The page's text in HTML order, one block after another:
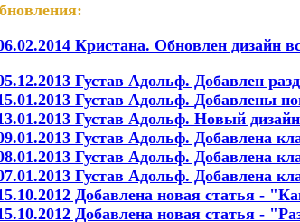
Кристана. Обновлен дизайн
Густав Адольф. Добавлен
Густав Адольф. Добавлены
Густав Адольф. Новый
Густав Адольф. Добавлена
Густав Адольф. Добавлена
Густав Адольф. Добавлена
Добавлена новая статья -
Добавлена новая статья -